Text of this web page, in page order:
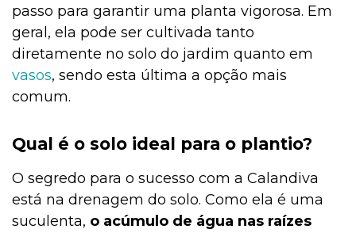
passo para garantir uma planta vigorosa. Em
geral, ela pode ser cultivada tanto
diretamente no solo do jardim quanto em
vasos, sendo esta última a opção mais
comum.
Qual é o solo ideal para o plantio?
O segredo para o sucesso com a Calandiva
está na drenagem do solo. Como ela é uma
suculenta, o acúmulo de água nas raízes